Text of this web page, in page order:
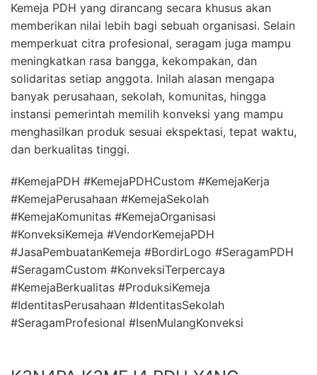
Kemeja PDH yang dirancang secara khusus akan
memberikan nilai lebih bagi sebuah organisasi. Selain
memperkuat citra profesional, seragam juga mampu
meningkatkan rasa bangga, kekompakan, dan
solidaritas setiap anggota. Inilah alasan mengapa
banyak perusahaan, sekolah, komunitas, hingga
instansi pemerintah memilih konveksi yang mampu
menghasilkan produk sesuai ekspektasi, tepat waktu,
dan berkualitas tinggi.
#KemejaPDH #KemejaPDHCustom #KemejaKerja
#KemejaPerusahaan #KemejaSekolah
#KemejaKomunitas #KemejaOrganisasi
#KonveksiKemeja #VendorKemejaPDH
#JasaPembuatanKemeja #BordirLogo #SeragamPDH
#SeragamCustom #KonveksiTerpercaya
#KemejaBerkualitas #ProduksiKemeja
#IdentitasPerusahaan #IdentitasSekolah
#SeragamProfesional #IsenMulangKonveksi